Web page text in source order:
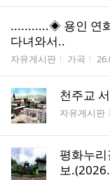
...........◈ 용인 연
다녀와서..
게시판명
자유게시판 작성자
가곡 작
천주교
게시판명
자유게시판
평화누
보